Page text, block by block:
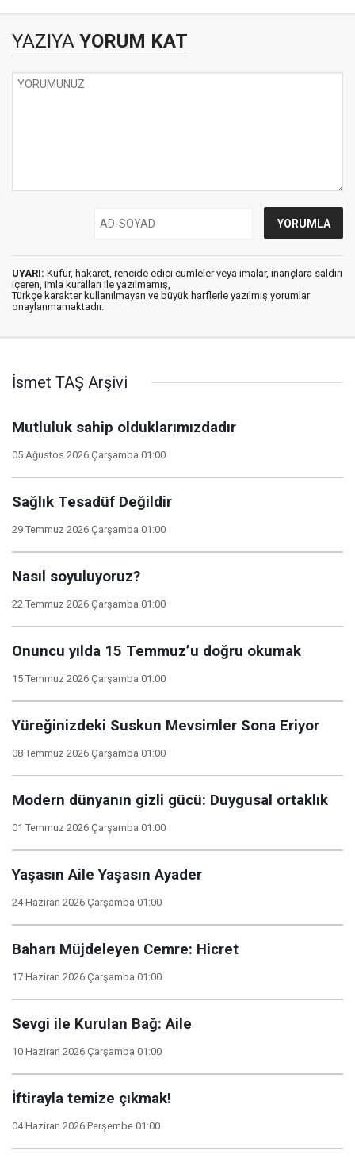
YAZIYA YORUM KAT
UYARI: Küfür, hakaret, rencide edici cümleler veya imalar, inançlara saldırı
içeren, imla kuralları ile yazılmamış,
Türkçe karakter kullanılmayan ve büyük harflerle yazılmış yorumlar
onaylanmamaktadır.
İsmet TAŞ Arşivi
Mutluluk sahip olduklarımızdadır
05 Ağustos 2026 Çarşamba 01:00
Sağlık Tesadüf Değildir
29 Temmuz 2026 Çarşamba 01:00
Nasıl soyuluyoruz?
22 Temmuz 2026 Çarşamba 01:00
Onuncu yılda 15 Temmuz’u doğru okumak
15 Temmuz 2026 Çarşamba 01:00
Yüreğinizdeki Suskun Mevsimler Sona Eriyor
08 Temmuz 2026 Çarşamba 01:00
Modern dünyanın gizli gücü: Duygusal ortaklık
01 Temmuz 2026 Çarşamba 01:00
Yaşasın Aile Yaşasın Ayader
24 Haziran 2026 Çarşamba 01:00
Baharı Müjdeleyen Cemre: Hicret
17 Haziran 2026 Çarşamba 01:00
Sevgi ile Kurulan Bağ: Aile
10 Haziran 2026 Çarşamba 01:00
İftirayla temize çıkmak!
04 Haziran 2026 Perşembe 01:00